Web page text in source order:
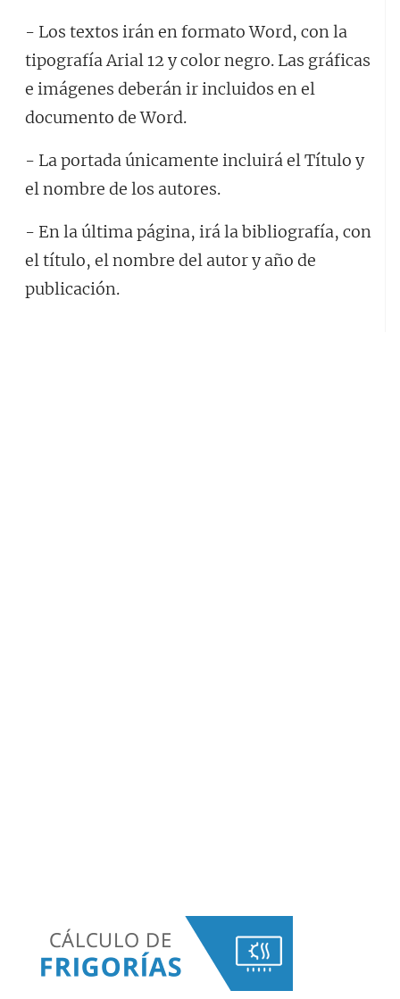
- Los textos irán en formato Word, con la
tipografía Arial 12 y color negro. Las gráficas
e imágenes deberán ir incluidos en el
documento de Word.
- La portada únicamente incluirá el Título y
el nombre de los autores.
- En la última página, irá la bibliografía, con
el título, el nombre del autor y año de
publicación.